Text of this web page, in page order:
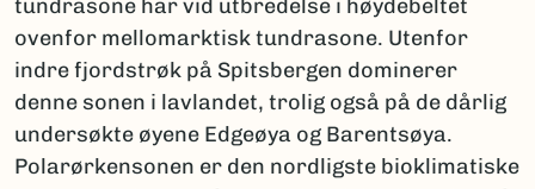
tundrasone har vid utbredelse i høydebeltet
ovenfor mellomarktisk tundrasone. Utenfor
indre fjordstrøk på Spitsbergen dominerer
denne sonen i lavlandet, trolig også på de dårlig
undersøkte øyene Edgeøya og Barentsøya.
Polarørkensonen er den nordligste bioklimatiske